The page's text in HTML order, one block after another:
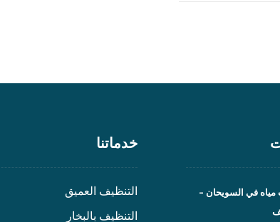
في السويحان –
خدماتنا
التنظيف العميق
التنظيف بالبخار